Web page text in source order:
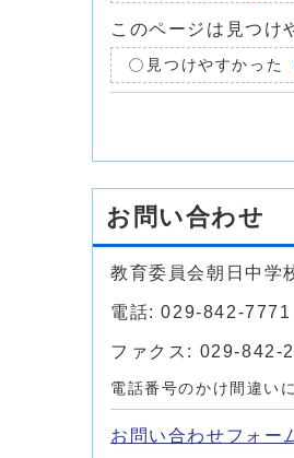
このページは見つけ
見つけやすかった
お問い合わせ
教育委員会朝日中学
電話: 029-842-7771
ファクス: 029-842-
電話番号のかけ間違い
お問い合わせフォー